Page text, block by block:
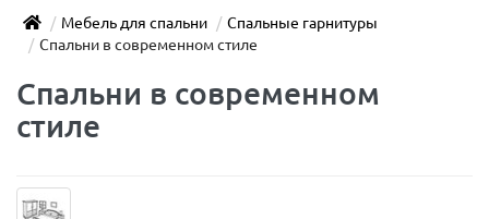
Мебель для спальни
Спальные гарнитуры
Спальни в современном стиле
Спальни в современном
стиле